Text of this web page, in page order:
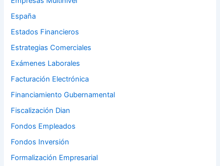
España
Estados Financieros
Estrategias Comerciales
Exámenes Laborales
Facturación Electrónica
Financiamiento Gubernamental
Fiscalización Dian
Fondos Empleados
Fondos Inversión
Formalización Empresarial